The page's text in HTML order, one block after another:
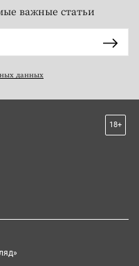
важные статьи
данных
18+